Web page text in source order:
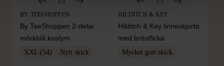
BY TEESHOPPEN
By TeeShoppen 2-delar
mörkblå kostym
XXL (54) Nytt skick
HILDITCH & KEY
Hilditch & Key linneskjorta
med bröstficka
Mycket gott skick